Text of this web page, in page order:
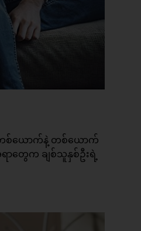
စ်ယောက်နဲ့ တစ်ယောက်
တွေက ချစ်သူနှစ်ဦးရဲ့